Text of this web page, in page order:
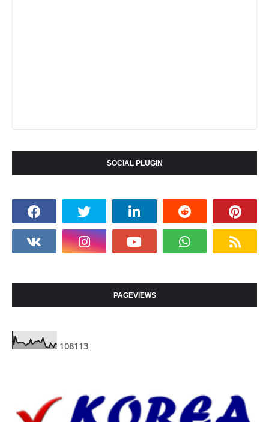
SOCIAL PLUGIN
PAGEVIEWS
108113